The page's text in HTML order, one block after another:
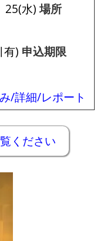
25(水) 場所
有) 申込期限
/詳細/レポート
ください